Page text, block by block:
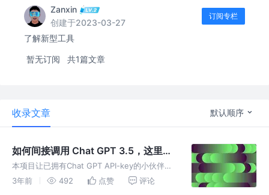
Zanxin
创建于2023-03-27
订阅专栏
了解新型工具
暂无订阅 共1篇文章
收录文章 默认顺序
如何间接调用 Chat GPT 3.5，这里有
一个简单的方案，基于 SpringBoot ，
部署方便
本项目让已拥有Chat GPT API-key的小伙伴体
验更流畅的聊天服务。优点包括对服务器的配置
3年前 492 点赞 评论